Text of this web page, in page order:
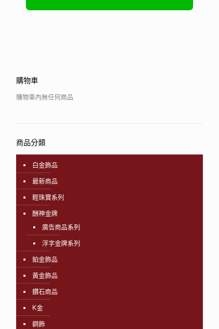
購物車
購物車內無任何商品
商品分類
白金飾品
最新商品
輕珠寶系列
酬神金牌
廣告商品系列
浮字金牌系列
鉑金飾品
黃金飾品
鑽石商品
K金
鋼飾